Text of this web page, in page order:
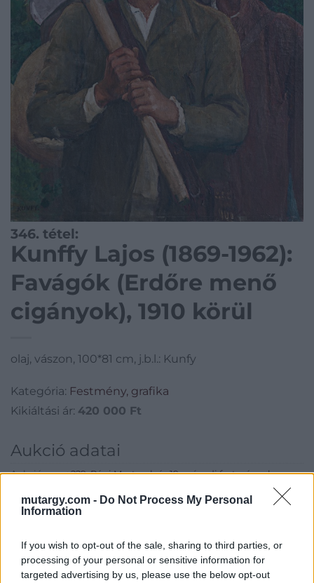
mutargy.com - Do Not Process My Personal
Information
If you wish to opt-out of the sale, sharing to third parties, or
processing of your personal or sensitive information for
targeted advertising by us, please use the below opt-out
346. tétel:
Kunffy Lajos (1869-1962):
Favágók (Erdőre menő
cigányok), 1910 körül
olaj, vászon, 100*81 cm, j.b.l.: Kunfy
Kategória: Festmény, grafika
Kikiáltási ár: 420 000 Ft
Aukció adatai
Aukció neve:229. Régi Mesterek és 19. századi festmények
Aukció dátuma: 2017.12.05
Aukció ideje: 17:00
Tételszám: 346